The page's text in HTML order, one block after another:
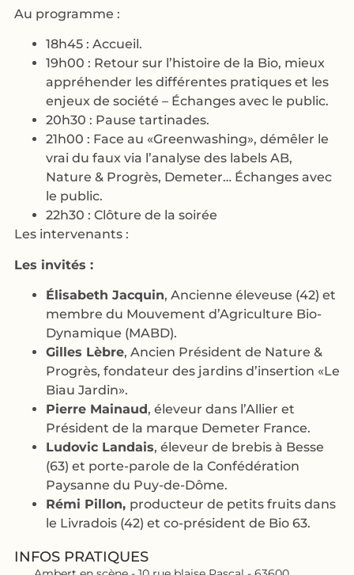
Au programme :
18h45 : Accueil.
19h00 : Retour sur l’histoire de la Bio, mieux
appréhender les différentes pratiques et les
enjeux de société – Échanges avec le public.
20h30 : Pause tartinades.
21h00 : Face au «Greenwashing», démêler le
vrai du faux via l’analyse des labels AB,
Nature & Progrès, Demeter… Échanges avec
le public.
22h30 : Clôture de la soirée
Les intervenants :
Les invités :
Élisabeth Jacquin, Ancienne éleveuse (42) et
membre du Mouvement d’Agriculture Bio-
Dynamique (MABD).
Gilles Lèbre, Ancien Président de Nature &
Progrès, fondateur des jardins d’insertion «Le
Biau Jardin».
Pierre Mainaud, éleveur dans l’Allier et
Président de la marque Demeter France.
Ludovic Landais, éleveur de brebis à Besse
(63) et porte-parole de la Confédération
Paysanne du Puy-de-Dôme.
Rémi Pillon, producteur de petits fruits dans
le Livradois (42) et co-président de Bio 63.
INFOS PRATIQUES